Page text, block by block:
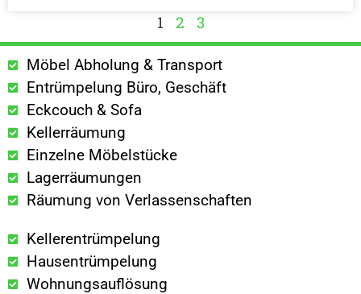
1 2 3
Möbel Abholung & Transport
Entrümpelung Büro, Geschäft
Eckcouch & Sofa
Kellerräumung
Einzelne Möbelstücke
Lagerräumungen
Räumung von Verlassenschaften
Kellerentrümpelung
Hausentrümpelung
Wohnungsauflösung